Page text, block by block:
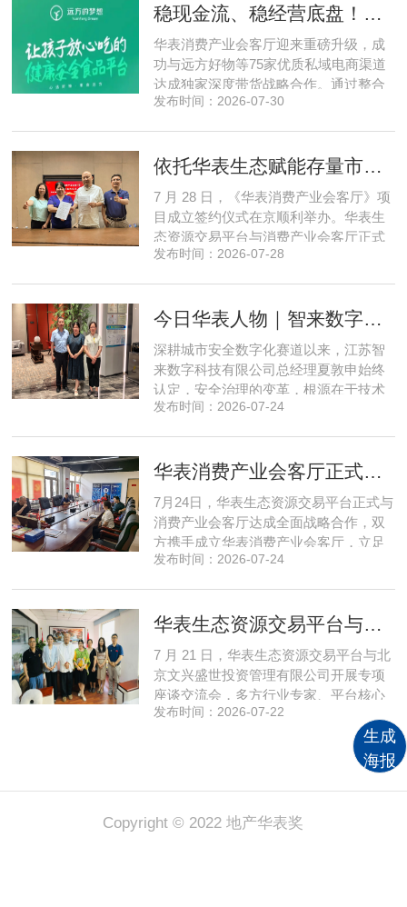
生成
海报
源同步联动，以沉浸式实景打卡、全流
式，全方位拆解新疆优质驼奶
华表消费产业会客厅迎来重磅升级，成
功与远方好物等75家优质私域电商渠道
达成独家深度带货战略合作。通过整合
全网顶尖私域资源，项目搭建起全国性
矩阵，核心竞争力与行业影响力实现跨
实体经济长效发展注入全新动能
发布时间：2026-07-30
依托华表生态赋能存量市场《华表消费产业会客厅》项目签约落地
7 月 28 日，《华表消费产业会客厅》项
目成立签约仪式在京顺利举办。华表生
态资源交易平台与消费产业会客厅正式
签署合作协议，标志着立足华表生态资
源交易平台董事长吴海花，消费产业会
资管理有限公司总经理孙燕南
发布时间：2026-07-28
今日华表人物｜智来数字总经理夏敦申：探寻城市风险 AI 防控创新之路
深耕城市安全数字化赛道以来，江苏智
来数字科技有限公司总经理夏敦申始终
认定，安全治理的变革，根源在于技术
模式的革新。在他看来，智慧消防不只
全从 “事后救火” 转向 “事前防患”。依靠
入，智来数字稳步搭建起面
发布时间：2026-07-24
华表消费产业会客厅正式成立！
7月24日，华表生态资源交易平台正式与
消费产业会客厅达成全面战略合作，双
方携手成立华表消费产业会客厅，立足
提振消费、激活内需的市场发展导向，
式，精准赋能物业公司、房地产开发公
级。华表生态资源交易平台主席、
发布时间：2026-07-24
华表生态资源交易平台与文兴盛世座谈共谋存量资产升级新路径
7 月 21 日，华表生态资源交易平台与北
京文兴盛世投资管理有限公司开展专项
座谈交流会，多方行业专家、平台核心
管理层齐聚现场，围绕资源联动、项目
落地、产业升级展开深度磋商。北京文
兴盛世投资管理有限公司总经理、对外
经济贸易大学数商学院客座教授、消费
产业会客厅项目核心发起人孙燕南；华
表生态资源交易平台董事长吴
发布时间：2026-07-22
Copyright © 2022 地产华表奖